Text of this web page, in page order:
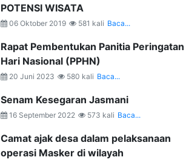
POTENSI WISATA
06 Oktober 2019 581 kali Baca...
Rapat Pembentukan Panitia Peringatan
Hari Nasional (PPHN)
20 Juni 2023 580 kali Baca...
Senam Kesegaran Jasmani
16 September 2022 573 kali Baca...
Camat ajak desa dalam pelaksanaan
operasi Masker di wilayah